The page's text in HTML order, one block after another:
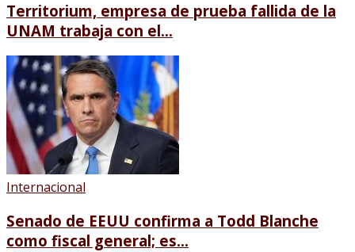
Territorium, empresa de prueba fallida de la
UNAM trabaja con el...
Internacional
Senado de EEUU confirma a Todd Blanche
como fiscal general; es...